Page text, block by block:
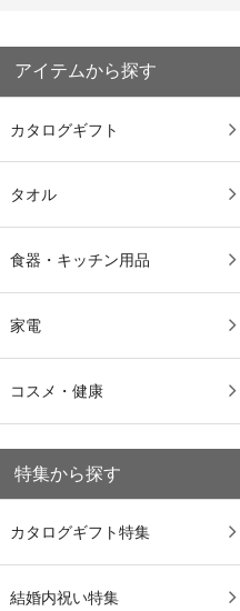
アイテムから探す
カタログギフト
タオル
食器・キッチン用品
家電
コスメ・健康
特集から探す
カタログギフト特集
結婚内祝い特集